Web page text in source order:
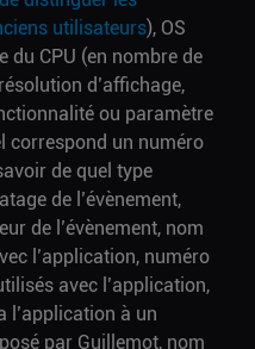
utilisateurs), OS
du CPU (en nombre de
d’affichage,
ou paramètre
correspond un numéro
de quel type
de l’évènement,
de l’évènement, nom
l’application, numéro
avec l’application,
l’application à un
par Guillemot, nom